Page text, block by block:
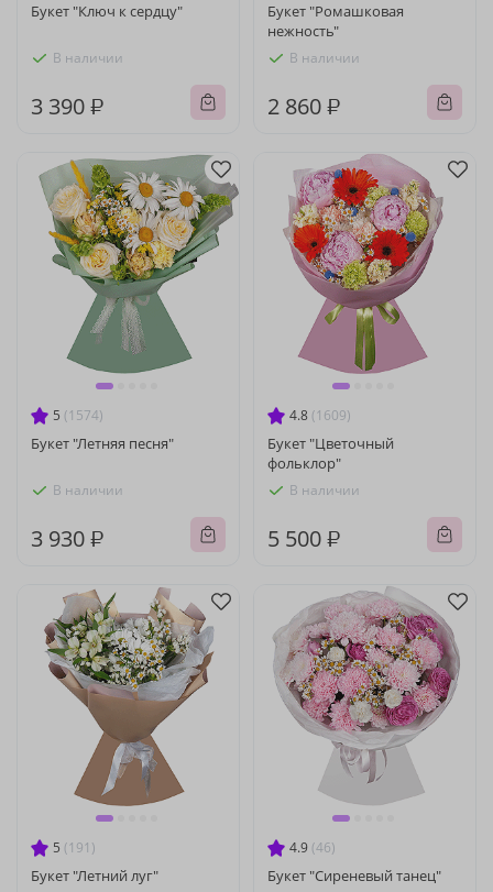
Букет "Ключ к сердцу"
В наличии
3 390 ₽
Букет "Ромашковая
нежность"
В наличии
2 860 ₽
5 (1574)
Букет "Летняя песня"
В наличии
3 930 ₽
4.8 (1609)
Букет "Цветочный
фольклор"
В наличии
5 500 ₽
5 (191)
Букет "Летний луг"
4.9 (46)
Букет "Сиреневый танец"